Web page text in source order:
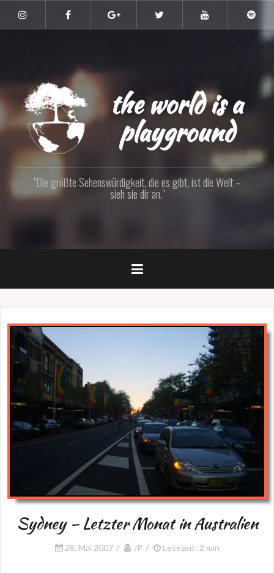
Inhalt
springen
Instagram Facebook YouTube
the world is a
playground
"Die größte Sehenswürdigkeit, die es gibt, ist die Welt –
sieh sie dir an."
Sydney – Letzter Monat in Australien
28. Mai 2007 JP Lesezeit: 2 min